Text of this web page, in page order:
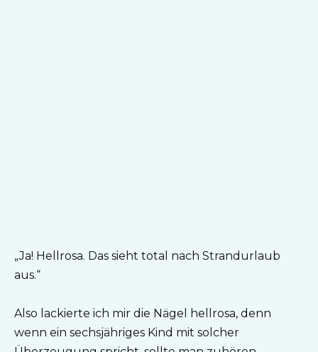
„Ja! Hellrosa. Das sieht total nach Strandurlaub
aus.“
Also lackierte ich mir die Nägel hellrosa, denn
wenn ein sechsjähriges Kind mit solcher